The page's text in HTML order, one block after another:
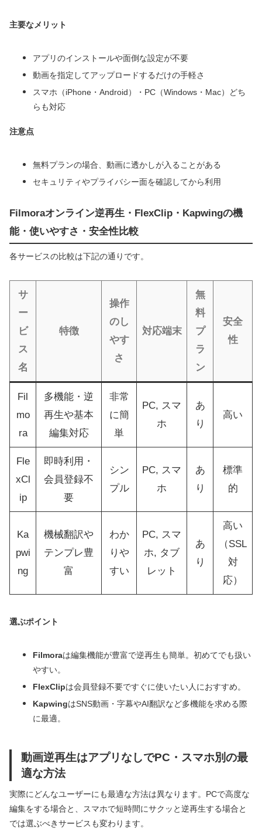
主要なメリット
アプリのインストールや面倒な設定が不要
動画を指定してアップロードするだけの手軽さ
スマホ（iPhone・Android）・PC（Windows・Mac）どち
らも対応
注意点
無料プランの場合、動画に透かしが入ることがある
セキュリティやプライバシー面を確認してから利用
Filmoraオンライン逆再生・FlexClip・Kapwingの機
能・使いやすさ・安全性比較
各サービスの比較は下記の通りです。
サ
ー
ビ
ス
名
特徴
操作
のし
やす
さ
対応端末
無
料
プ
ラ
ン
安全
性
Fil
mo
ra
多機能・逆
再生や基本
編集対応
非常
に簡
単
PC, スマ
ホ
あ
り
高い
Fle
xCl
ip
即時利用・
会員登録不
要
シン
プル
PC, スマ
ホ
あ
り
標準
的
Ka
pwi
ng
機械翻訳や
テンプレ豊
富
わか
りや
すい
PC, スマ
ホ, タブ
レット
あ
り
高い
（SSL
対
応）
選ぶポイント
Filmoraは編集機能が豊富で逆再生も簡単。初めてでも扱い
やすい。
FlexClipは会員登録不要ですぐに使いたい人におすすめ。
KapwingはSNS動画・字幕やAI翻訳など多機能を求める際
に最適。
動画逆再生はアプリなしでPC・スマホ別の最
適な方法
実際にどんなユーザーにも最適な方法は異なります。PCで高度な
編集をする場合と、スマホで短時間にサクッと逆再生する場合と
では選ぶべきサービスも変わります。